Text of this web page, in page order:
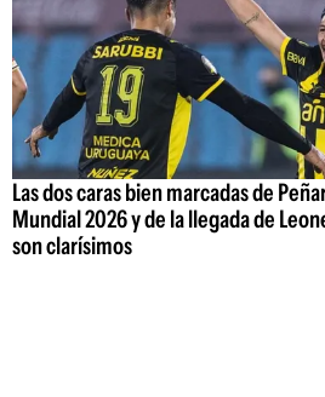
Las dos caras bien marcadas de
Mundial 2026 y de la llegada de
son clarísimos